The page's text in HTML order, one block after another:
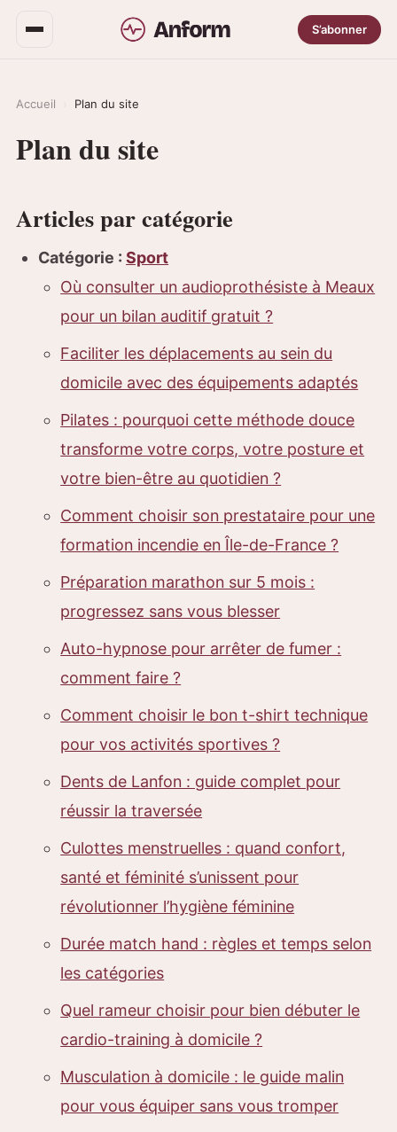
S’abonner
Accueil Plan du site
Plan du site
Articles par catégorie
Catégorie :Sport
Où consulter un audioprothésiste à Meaux
pour un bilan auditif gratuit ?
Faciliter les déplacements au sein du
domicile avec des équipements adaptés
Pilates : pourquoi cette méthode douce
transforme votre corps, votre posture et
votre bien-être au quotidien ?
Comment choisir son prestataire pour une
formation incendie en Île-de-France ?
Préparation marathon sur 5 mois :
progressez sans vous blesser
Auto-hypnose pour arrêter de fumer :
comment faire ?
Comment choisir le bon t-shirt technique
pour vos activités sportives ?
Dents de Lanfon : guide complet pour
réussir la traversée
Culottes menstruelles : quand confort,
santé et féminité s’unissent pour
révolutionner l’hygiène féminine
Durée match hand : règles et temps selon
les catégories
Quel rameur choisir pour bien débuter le
cardio-training à domicile ?
Musculation à domicile : le guide malin
pour vous équiper sans vous tromper